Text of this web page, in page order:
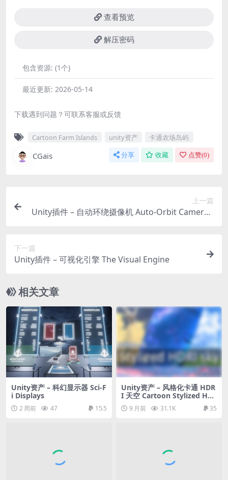
查看预览
解压密码
包含资源: (1个)
最近更新: 2026-05-14
下载遇到问题？可联系客服或反馈
Cartoon Farm Islands unity资产 卡通农场岛屿
CGais 分享 收藏 点赞(0)
上一篇
Unity插件 – 自动环绕摄像机 Auto-Orbit Camera f
下一篇
Unity插件 – 可视化引擎 The Visual Engine
相关文章
Unity资产 – 科幻显示器 Sci-F
i Displays
2 周前 47 15.5
Unity资产 – 风格化卡通 HDR
I 天空 Cartoon Stylized HD
RI sky Pack 02
9 月前 31.1K 35